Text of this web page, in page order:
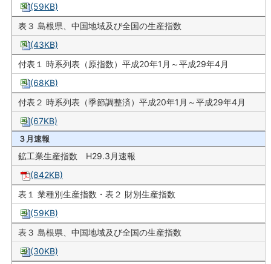
(59KB)
表３ 島根県、中国地域及び全国の生産指数
(43KB)
付表１ 時系列表（原指数）平成20年1月～平成29年4月
(68KB)
付表２ 時系列表（季節調整済）平成20年1月～平成29年4月
(67KB)
３月速報
鉱工業生産指数 H29.3月速報
(842KB)
表１ 業種別生産指数・表２ 財別生産指数
(59KB)
表３ 島根県、中国地域及び全国の生産指数
(30KB)